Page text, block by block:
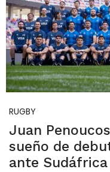
RUGBY
Juan
sueño de
ante Sudáfrica